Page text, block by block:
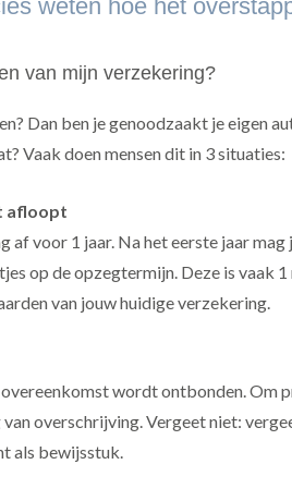
weten hoe het
van mijn verzekering?
Dan ben je genoodzaakt je eigen
Vaak doen mensen dit in 3 situaties:
afloopt
af voor 1 jaar. Na het eerste jaar mag
op de opzegtermijn. Deze is vaak 1
van jouw huidige verzekering.
wordt ontbonden. Om
overschrijving. Vergeet niet:
als bewijsstuk.